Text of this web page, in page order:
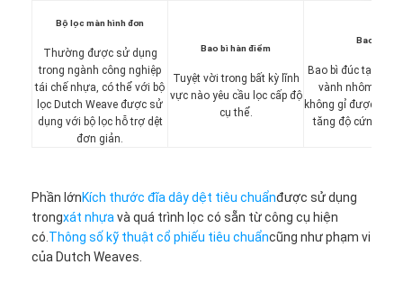
Màn hình chuỗi nhôm
Bộ lọc màn hình Johnson
Hàng rào lưới kim loại
Bộ lọc màn hình đơn
Thường được sử dụng
trong ngành công nghiệp
tái chế nhựa, có thể với bộ
lọc Dutch Weave được sử
dụng với bộ lọc hỗ trợ dệt
đơn giản.
Bao bì hàn điểm
Tuyệt vời trong bất kỳ lĩnh
vực nào yêu cầu lọc cấp độ
cụ thể.
Bao vỏ
Bao bì đúc tại chỗ
vành nhôm hoặc
không gỉ được
tăng độ cứng và
Phần lớnKích thước đĩa dây dệt tiêu chuẩnđược sử dụng
trongxát nhựa và quá trình lọc có sẵn từ công cụ hiện
có.Thông số kỹ thuật cổ phiếu tiêu chuẩncũng như phạm vi
của Dutch Weaves.